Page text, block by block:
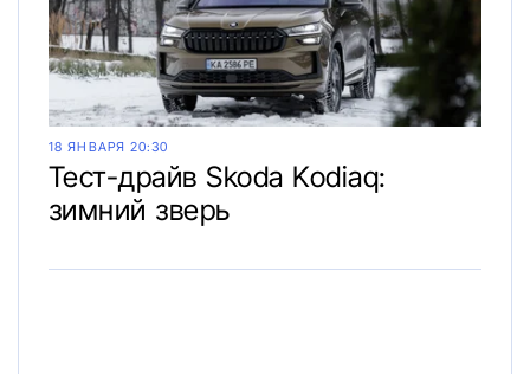
18 ЯНВАРЯ 20:30
Тест-драйв Skoda Kodiaq:
зимний зверь